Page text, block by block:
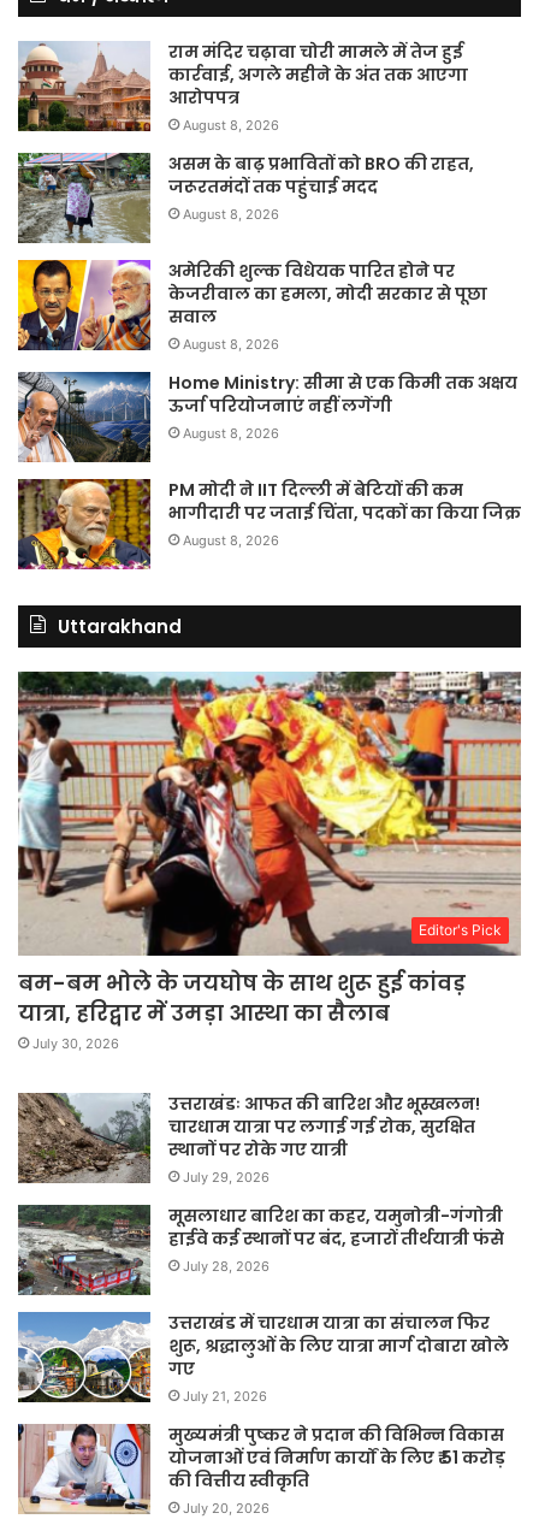
राम मंदिर चढ़ावा चोरी मामले में तेज हुई
कार्रवाई, अगले महीने के अंत तक आएगा
आरोपपत्र
August 8, 2026
असम के बाढ़ प्रभावितों को BRO की राहत,
जरूरतमंदों तक पहुंचाई मदद
August 8, 2026
अमेरिकी शुल्क विधेयक पारित होने पर
केजरीवाल का हमला, मोदी सरकार से पूछा
सवाल
August 8, 2026
Home Ministry: सीमा से एक किमी तक अक्षय
ऊर्जा परियोजनाएं नहीं लगेंगी
August 8, 2026
PM मोदी ने IIT दिल्ली में बेटियों की कम
भागीदारी पर जताई चिंता, पदकों का किया जिक्र
August 8, 2026
Uttarakhand
Editor's Pick
बम-बम भोले के जयघोष के साथ शुरू हुई कांवड़
यात्रा, हरिद्वार में उमड़ा आस्था का सैलाब
July 30, 2026
उत्तराखंडः आफत की बारिश और भूस्खलन!
चारधाम यात्रा पर लगाई गई रोक, सुरक्षित
स्थानों पर रोके गए यात्री
July 29, 2026
मूसलाधार बारिश का कहर, यमुनोत्री-गंगोत्री
हाईवे कई स्थानों पर बंद, हजारों तीर्थयात्री फंसे
July 28, 2026
उत्तराखंड में चारधाम यात्रा का संचालन फिर
शुरू, श्रद्धालुओं के लिए यात्रा मार्ग दोबारा खोले
गए
July 21, 2026
मुख्यमंत्री पुष्कर ने प्रदान की विभिन्न विकास
योजनाओं एवं निर्माण कार्यों के लिए ₹ 51 करोड़
की वित्तीय स्वीकृति
July 20, 2026